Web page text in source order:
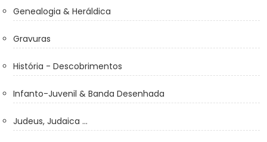
Genealogia & Heráldica
Gravuras
História - Descobrimentos
Infanto-Juvenil & Banda Desenhada
Judeus, Judaica ...